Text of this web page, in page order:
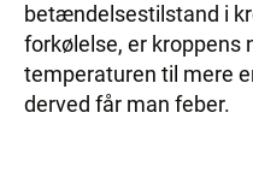
betændelsestilstand i
forkølelse, er
temperaturen til mere
derved får man feber.